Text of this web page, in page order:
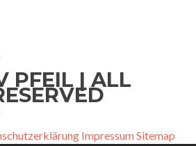
PFEIL | ALL
ImpressumSitemap